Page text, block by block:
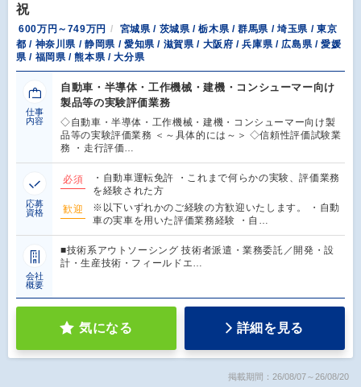
祝
600万円～749万円
宮城県 / 茨城県 / 栃木県 / 群馬県 / 埼玉県 / 東京
都 / 神奈川県 / 静岡県 / 愛知県 / 滋賀県 / 大阪府 / 兵庫県 / 広島県 / 愛媛
県 / 福岡県 / 熊本県 / 大分県
仕事
内容
自動車・半導体・工作機械・建機・コンシューマー向け
製品等の実験評価業務
◇自動車・半導体・工作機械・建機・コンシューマー向け製
品等の実験評価業務 ＜～具体的には～＞ ◇信頼性評価試験業
務 ・走行評価…
応募
資格
必須
・自動車運転免許 ・これまで何らかの実験、評価業務
を経験された方
歓迎
※以下いずれかのご経験の方歓迎いたします。 ・自動
車の実車を用いた評価業務経験 ・自…
会社
概要
■技術系アウトソーシング 技術者派遣・業務委託／開発・設
計・生産技術・フィールドエ…
気になる 詳細を見る
掲載期間：26/08/07～26/08/20